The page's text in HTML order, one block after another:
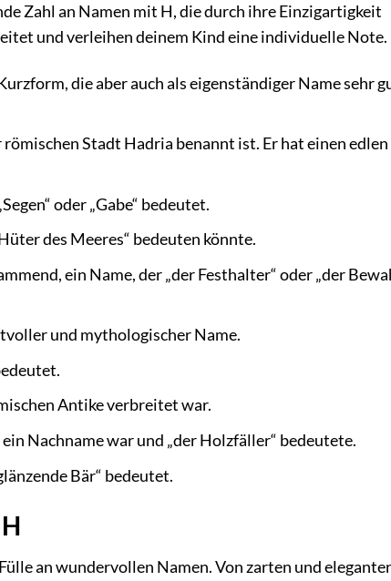
Zahl an Namen mit H, die durch ihre Einzigartigkeit
und verleihen deinem Kind eine individuelle Note.
die aber auch als eigenständiger Name sehr
Stadt Hadria benannt ist. Er hat einen edlen
oder „Gabe“ bedeutet.
des Meeres“ bedeuten könnte.
ein Name, der „der Festhalter“ oder „der
und mythologischer Name.
Antike verbreitet war.
Nachname war und „der Holzfäller“ bedeutete.
Bär“ bedeutet.
an wundervollen Namen. Von zarten und